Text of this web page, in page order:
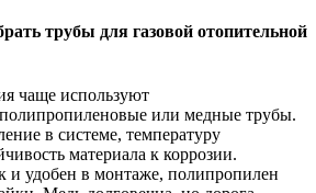
трубы для газовой отопительной
чаще используют
или медные трубы.
в системе, температуру
материала к коррозии.
и удобен в монтаже, полипропилен